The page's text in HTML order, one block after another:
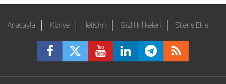
Anasayfa Künye İletişim Gizlilik İlkeleri Sitene Ekle